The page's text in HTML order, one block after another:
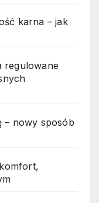
karna – jak
regulowane
– nowy sposób